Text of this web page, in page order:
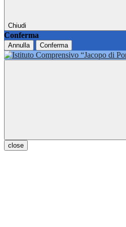
Chiudi
Conferma
Annulla Conferma
close